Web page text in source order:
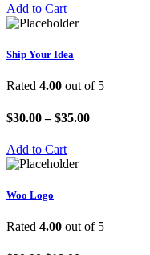
Add to Cart
Ship Your Idea
Rated 4.00 out of 5
$30.00–$35.00
Add to Cart
Woo Logo
Rated 4.00 out of 5